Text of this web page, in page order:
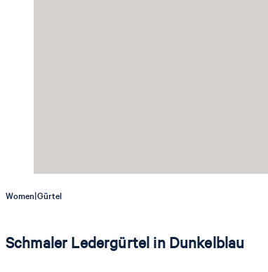
Women|Gürtel
Schmaler Ledergürtel in Dunkelblau